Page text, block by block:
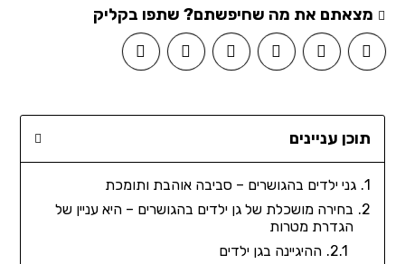
מצאתם את מה שחיפשתם? שתפו בקליק
תוכן עניינים
גני ילדים בהגושרים – סביבה אוהבת ותומכת
בחירה מושכלת של גן ילדים בהגושרים – היא עניין של
הגדרת מטרות
ההיגיינה בגן ילדים